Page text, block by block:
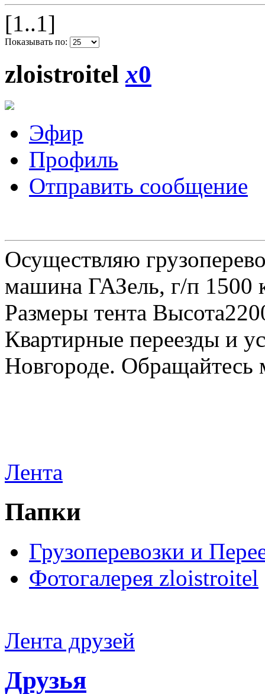
[1..1]
Показывать по:
zloistroitelx0
Эфир
Профиль
Отправить сообщение
Осуществляю
машина ГАЗель, г/п 1500
Размеры тента
Квартирные переезды и
Новгороде.
Лента
Папки
Грузоперевозки и
Фотогалерея zloistroitel
Лента друзей
Друзья